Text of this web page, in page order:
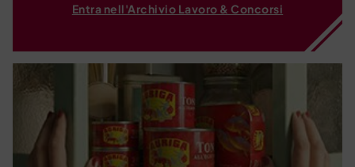
Entra nell'Archivio Lavoro & Concorsi